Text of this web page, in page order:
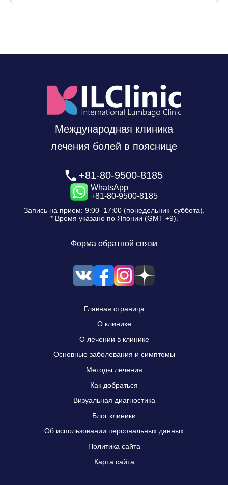
Международная клиника
лечения болей в пояснице
+81-80-9500-8185
WhatsApp
+81-80-9500-8185
Запись на прием: 9:00–17:00 (понедельник–суббота).
* Время указано по Японии (GMT +9).
Форма обратной связи
Главная страница
О клинике
О лечении в клинике
Основные заболевания и симптомы
Методы лечения
Как добраться
Визуальная диагностика
Блог клиники
Об использовании персональных данных
Политика сайта
Карта сайта